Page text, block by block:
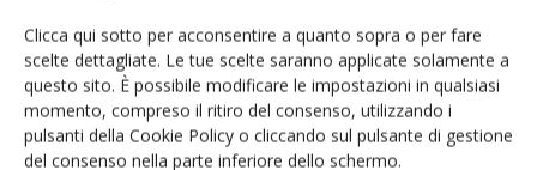
Clicca qui sotto per acconsentire a quanto sopra o per fare
scelte dettagliate. Le tue scelte saranno applicate solamente a
questo sito. È possibile modificare le impostazioni in qualsiasi
momento, compreso il ritiro del consenso, utilizzando i
pulsanti della Cookie Policy o cliccando sul pulsante di gestione
del consenso nella parte inferiore dello schermo.